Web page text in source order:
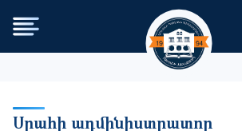
Перейти
Սրահի ադմինիստրատոր